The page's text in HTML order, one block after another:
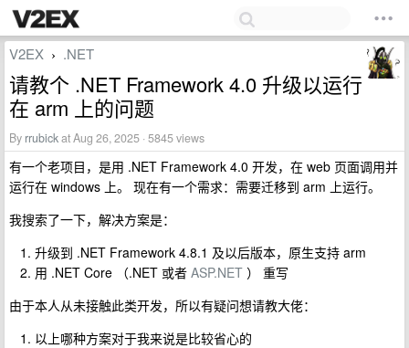
V2EX › .NET
请教个 .NET Framework 4.0 升级以运行
在 arm 上的问题
By rrubickat Aug 26, 2025 · 5845 views
有一个老项目，是用 .NET Framework 4.0 开发，在 web 页面调用并
运行在 windows 上。 现在有一个需求：需要迁移到 arm 上运行。
我搜索了一下，解决方案是：
升级到 .NET Framework 4.8.1 及以后版本，原生支持 arm
用 .NET Core （.NET 或者 ASP.NET ） 重写
由于本人从未接触此类开发，所以有疑问想请教大佬：
以上哪种方案对于我来说是比较省心的